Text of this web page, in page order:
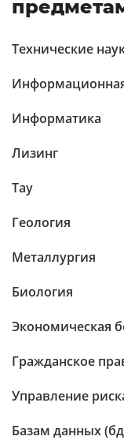
Технические
Информатика
Лизинг
Тау
Геология
Металлургия
Биология
Экономическая
Гражданское
Управление
Базам данных